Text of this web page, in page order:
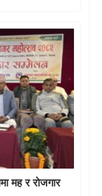
मह र रोजगार